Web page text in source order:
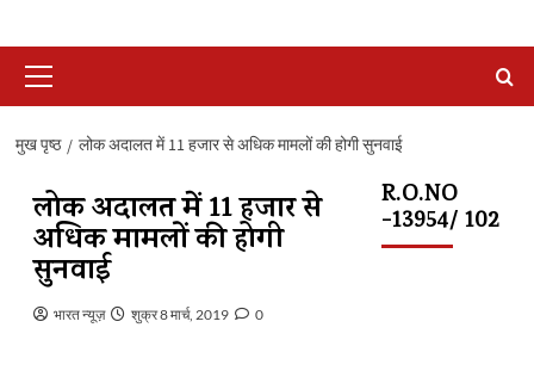
सूची
मुख पृष्ठ लोक अदालत में 11 हजार से अधिक मामलों की होगी सुनवाई
लोक अदालत में 11 हजार से
अधिक मामलों की होगी
सुनवाई
भारत न्यूज़ शुक्र 8 मार्च, 2019 0
R.O.NO
-13954/ 102